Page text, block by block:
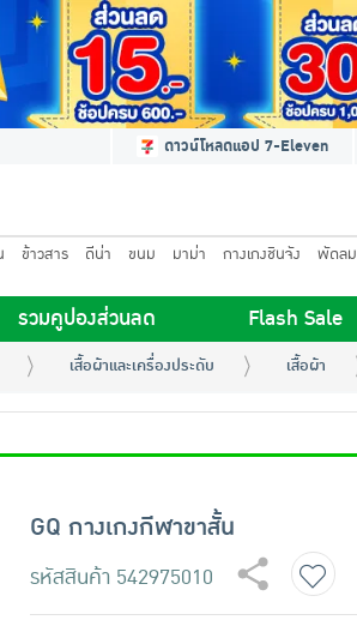
ดาวน์โหลดแอป 7-Eleven
ข้าวสาร ดีน่า ขนม มาม่า กางเกงชินจัง พัดลม
รวมคูปองส่วนลด Flash Sale
เสื้อผ้าและเครื่องประดับ เสื้อผ้า
GQ กางเกงกีฬาขาสั้น
รหัสสินค้า 542975010